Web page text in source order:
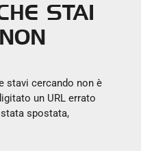
STAI
stavi cercando non è
un URL errato
spostata,